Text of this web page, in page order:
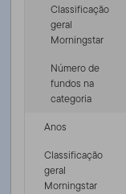
Classificação
geral
Morningstar
Número de
fundos na
categoria
Anos
Classificação
geral
Morningstar